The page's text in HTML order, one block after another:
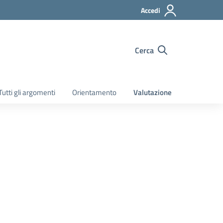
Accedi
Cerca
gli argomenti Orientamento Valutazione